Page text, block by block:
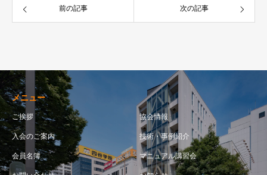
前の記事 次の記事
メニュー
ご挨拶 協会情報
入会のご案内 技術・事例紹介
会員名簿 マニュアル講習会